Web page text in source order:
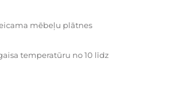
mēbeļu plātnes
temperatūru no 10 līdz